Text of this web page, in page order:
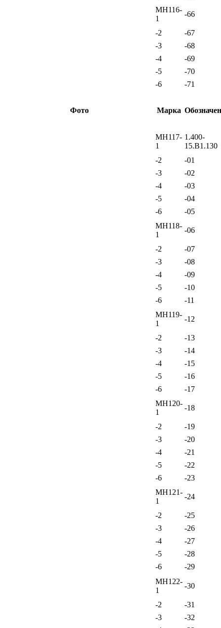
МН116-
1
-66
-2
-67
-3
-68
-4
-69
-5
-70
-6
-71
Фото Марка
МН117-
1
1.400-
15.В1.130
-2
-01
-3
-02
-4
-03
-5
-04
-6
-05
МН118-
1
-06
-2
-07
-3
-08
-4
-09
-5
-10
-6
-11
МН119-
1
-12
-2
-13
-3
-14
-4
-15
-5
-16
-6
-17
МН120-
1
-18
-2
-19
-3
-20
-4
-21
-5
-22
-6
-23
МН121-
1
-24
-2
-25
-3
-26
-4
-27
-5
-28
-6
-29
МН122-
1
-30
-2
-31
-3
-32